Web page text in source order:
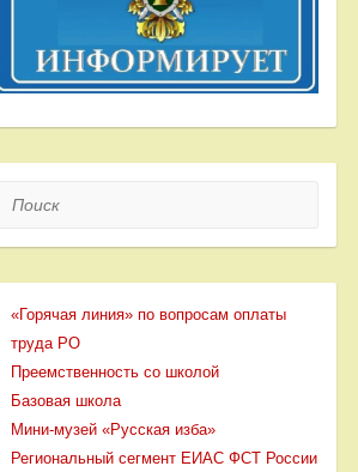
Поиск
«Горячая линия» по вопросам оплаты
труда РО
Преемственность со школой
Базовая школа
Мини-музей «Русская изба»
Региональный сегмент ЕИАС ФСТ России